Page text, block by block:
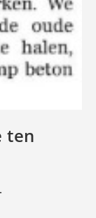
ten